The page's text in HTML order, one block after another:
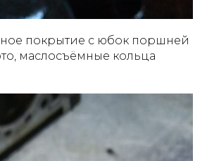
покрытие с юбок поршней
маслосъёмные кольца